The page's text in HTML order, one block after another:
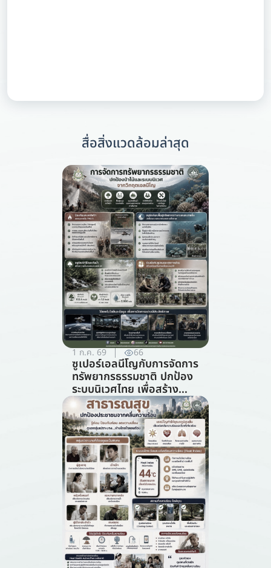
สื่อสิ่งแวดล้อมล่าสุด
1 ก.ค. 69 66
ซูเปอร์เอลนีโญกับการจัดการ
ทรัพยากรธรรมชาติ ปกป้อง
ระบบนิเวศไทย เพื่อสร้าง
ภูมิคุ้มกันต่อวิกฤตภูมิอากาศ
(สาขาการจัดการ
ทรัพยากรธรรมชาติ)